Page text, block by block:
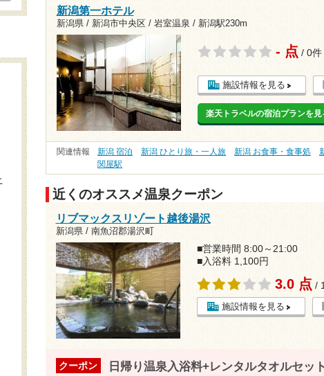
新潟第一ホテル
新潟県 / 新潟市中央区 / 岩室温泉 / 新潟駅230m
- 点 / 0件
施設情報を見る
楽天トラベルの宿泊プランを見
関連情報 新潟 宿泊 新潟 ひとり旅・一人旅 新潟 お食事・食事処
関屋駅
近くのオススメ温泉クーポン
リブマックスリゾート越後湯沢
新潟県 / 南魚沼郡湯沢町
■営業時間 8:00～21:00
■入浴料 1,100円
3.0 点 /
施設情報を見る
クーポン 日帰り温泉入浴料+レンタルタオルセッ